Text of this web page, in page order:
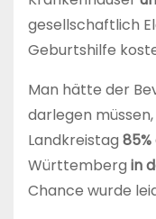
gesellschaftlich
Geburtshilfe
Man hätte der
darlegen müssen,
Landkreistag
Württemberg in
Chance wurde